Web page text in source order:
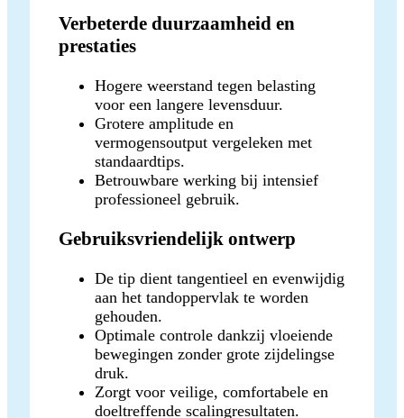
Verbeterde duurzaamheid en
prestaties
Hogere weerstand tegen belasting
voor een langere levensduur.
Grotere amplitude en
vermogensoutput vergeleken met
standaardtips.
Betrouwbare werking bij intensief
professioneel gebruik.
Gebruiksvriendelijk ontwerp
De tip dient tangentieel en evenwijdig
aan het tandoppervlak te worden
gehouden.
Optimale controle dankzij vloeiende
bewegingen zonder grote zijdelingse
druk.
Zorgt voor veilige, comfortabele en
doeltreffende scalingresultaten.